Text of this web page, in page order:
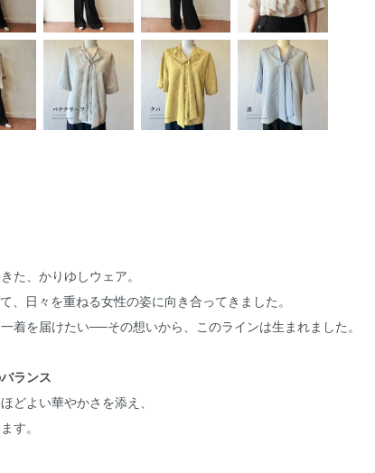
た、かりゆしウェア。
、日々を重ねる女性の姿に向き合ってきました。
着を届けたい──その想いから、このラインは生まれました。
ランス
どよい華やかさを添え、
す。